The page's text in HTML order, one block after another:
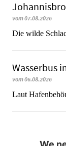
vom 07.08.2026
Die wilde
Wasserbus
vom 06.08.2026
Laut